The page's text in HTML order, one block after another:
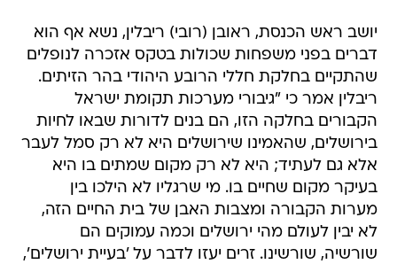
יושב ראש הכנסת, ראובן (רובי) ריבלין, נשא אף הוא
דברים בפני משפחות שכולות בטקס אזכרה לנופלים
שהתקיים בחלקת חללי הרובע היהודי בהר הזיתים.
ריבלין אמר כי "גיבורי מערכות תקומת ישראל
הקבורים בחלקה הזו, הם בנים לדורות שבאו לחיות
בירושלים, שהאמינו שירושלים היא לא רק סמל לעבר
אלא גם לעתיד; היא לא רק מקום שמתים בו היא
בעיקר מקום שחיים בו. מי שרגליו לא הילכו בין
מערות הקבורה ומצבות האבן של בית החיים הזה,
לא יבין לעולם מהי ירושלים וכמה עמוקים הם
שורשיה, שורשינו. זרים יעזו לדבר על 'בעיית ירושלים',